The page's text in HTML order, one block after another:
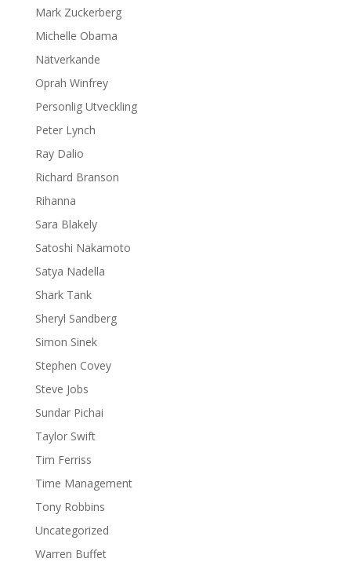
Mark Zuckerberg
Michelle Obama
Nätverkande
Oprah Winfrey
Personlig Utveckling
Peter Lynch
Ray Dalio
Richard Branson
Rihanna
Sara Blakely
Satoshi Nakamoto
Satya Nadella
Shark Tank
Sheryl Sandberg
Simon Sinek
Stephen Covey
Steve Jobs
Sundar Pichai
Taylor Swift
Tim Ferriss
Time Management
Tony Robbins
Uncategorized
Warren Buffet